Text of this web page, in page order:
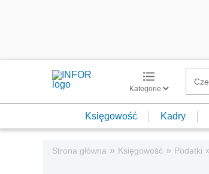
Kategorie
Księgowość Kadry
Strona główna » Księgowość » Podatki